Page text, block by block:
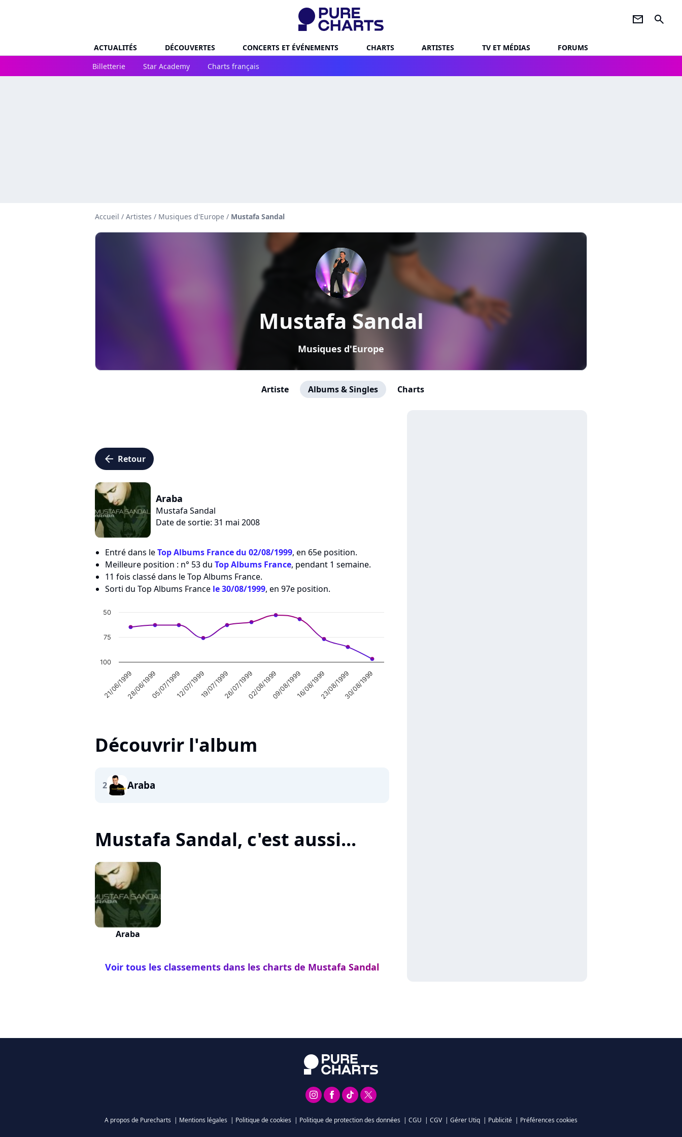
newsletter search
ACTUALITÉS DÉCOUVERTES CONCERTS ET ÉVÉNEMENTS CHARTS ARTISTES TV ET MÉDIAS
FORUMS
Billetterie
Star Academy Charts français
Accueil / Artistes / Musiques d'Europe / Mustafa Sandal
Mustafa Sandal
Musiques d'Europe
Artiste Albums & Singles Charts
arrow_left Retour
Araba
Mustafa Sandal
Date de sortie: 31 mai 2008
Entré dans leTop Albums France du 02/08/1999, en 65e position.
Meilleure position : n° 53 du Top Albums France, pendant 1 semaine.
11 fois classé dans le Top Albums France.
Sorti du Top Albums France le 30/08/1999, en 97e position.
21/06/199928/06/199905/07/199912/07/199919/07/199926/07/199902/08/199909/08/199916/08/199923/08/199930/08/1999
50
75
100
Découvrir l'album
2 Araba
Mustafa Sandal, c'est aussi...
Araba
Voir tous les classements dans les charts de Mustafa Sandal
A propos de Purecharts | Mentions légales | Politique de cookies | Politique de protection des données | CGU | CGV | Gérer Utiq | Publicité | Préférences cookies